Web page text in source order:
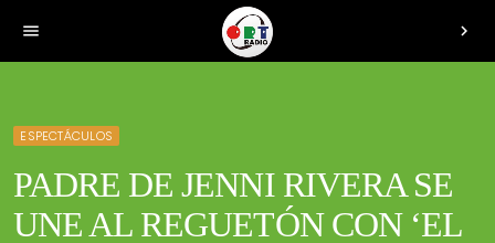
menu chevron_right
ESPECTÁCULOS
PADRE DE JENNI RIVERA SE
UNE AL REGUETÓN CON ‘EL